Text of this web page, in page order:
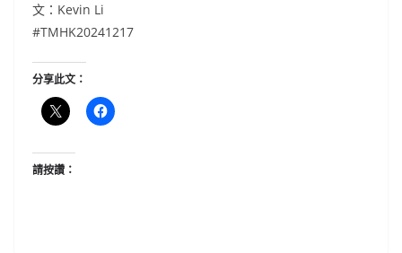
文：Kevin Li
#TMHK20241217
分享此文：
請按讚：